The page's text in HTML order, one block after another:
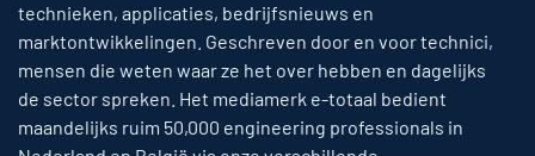
technieken, applicaties, bedrijfsnieuws en
marktontwikkelingen. Geschreven door en voor technici,
mensen die weten waar ze het over hebben en dagelijks
de sector spreken. Het mediamerk e-totaal bedient
maandelijks ruim 50,000 engineering professionals in